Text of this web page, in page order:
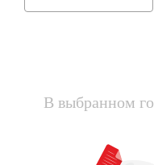
В выбранном